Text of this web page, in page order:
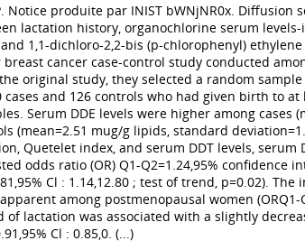
Notice produite par INIST bWNjNR0x.
lactation history, organochlorine serum
and 1,1-dichloro-2,2-bis (p-chlorophenyl)
breast cancer case-control study conducted
original study, they selected a random
cases and 126 controls who had given birth to
Serum DDE levels were higher among
(mean=2.51 mug/g lipids, standard
Quetelet index, and serum DDT levels,
odds ratio (OR) Q1-Q2=1.24,95% confidence
Cl : 1.14,12.80 ; test of trend, p=0.02).
among postmenopausal women
of lactation was associated with a slightly
Cl : 0.85,0. (...)